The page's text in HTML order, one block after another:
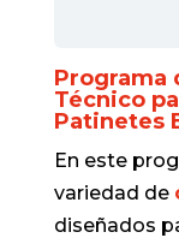
Programa
Técnico
Patinetes
En este
variedad de
diseñados